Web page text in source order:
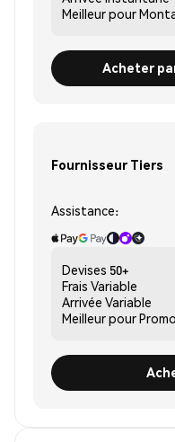
Meilleur pour
Acheter
Fournisseur Tiers
Assistance:
Devises 50+
Frais Variable
Arrivée Variable
Meilleur pour